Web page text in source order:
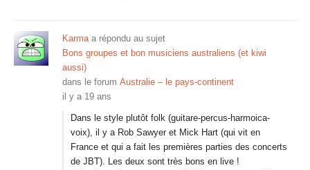
Karmaa répondu au sujet
Bons groupes et bon musiciens australiens (et kiwi
aussi)
dans le forum Australie – le pays-continent
il y a 19 ans
Dans le style plutôt folk (guitare-percus-harmoica-
voix), il y a Rob Sawyer et Mick Hart (qui vit en
France et qui a fait les premières parties des concerts
de JBT). Les deux sont très bons en live !